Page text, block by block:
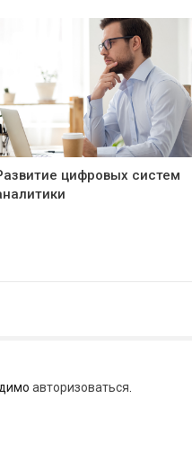
цифровых систем
авторизоваться